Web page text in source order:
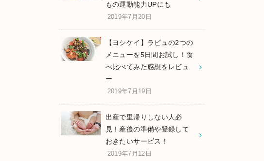
もの運動能力UPにも
2019年7月20日
【ヨシケイ】ラビュの2つの
メニューを5日間お試し！食
べ比べてみた感想をレビュ
ー
2019年7月19日
出産で里帰りしない人必
見！産後の準備や登録して
おきたいサービス！
2019年7月12日